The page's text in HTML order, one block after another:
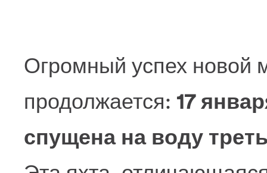
Огромный успех новой
продолжается: 17
спущена на воду